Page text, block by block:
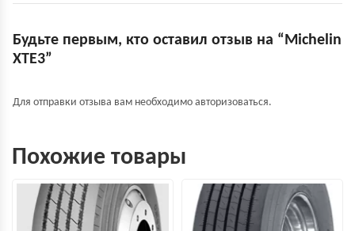
Будьте первым, кто оставил отзыв на “Michelin
XTE3”
Для отправки отзыва вам необходимо авторизоваться.
Похожие товары